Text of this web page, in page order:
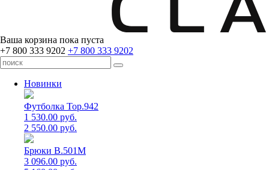
Ваша корзина пока пуста
+7 800 333 9202 +7 800 333 9202
Новинки
Футболка Top.942
1 530.00 руб.
2 550.00 руб.
Брюки B.501M
3 096.00 руб.